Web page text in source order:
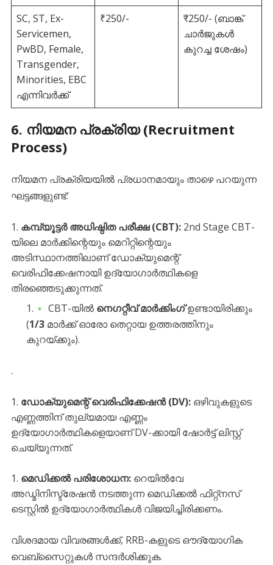
SC, ST, Ex-
Servicemen,
PwBD, Female,
Transgender,
Minorities, EBC
എന്നിവർക്ക്
₹250/-
₹250/- (ബാങ്ക്
ചാർജുകൾ
കുറച്ച ശേഷം)
6. നിയമന പ്രക്രിയ (Recruitment
Process)
​നിയമന പ്രക്രിയയിൽ പ്രധാനമായും താഴെ പറയുന്ന
ഘട്ടങ്ങളുണ്ട്:
കമ്പ്യൂട്ടർ അധിഷ്ഠിത പരീക്ഷ (CBT):2nd Stage CBT-
യിലെ മാർക്കിന്റെയും മെറിറ്റിന്റെയും
അടിസ്ഥാനത്തിലാണ് ഡോക്യുമെന്റ്
വെരിഫിക്കേഷനായി ഉദ്യോഗാർത്ഥികളെ
തിരഞ്ഞെടുക്കുന്നത്.
​CBT-യിൽ നെഗറ്റീവ് മാർക്കിംഗ്ഉണ്ടായിരിക്കും
(1/3മാർക്ക് ഓരോ തെറ്റായ ഉത്തരത്തിനും
കുറയ്ക്കും).
.
ഡോക്യുമെന്റ് വെരിഫിക്കേഷൻ (DV):ഒഴിവുകളുടെ
എണ്ണത്തിന് തുല്യമായ എണ്ണം
ഉദ്യോഗാർത്ഥികളെയാണ് DV-ക്കായി ഷോർട്ട് ലിസ്റ്റ്
ചെയ്യുന്നത്.
മെഡിക്കൽ പരിശോധന:റെയിൽവേ
അഡ്മിനിസ്ട്രേഷൻ നടത്തുന്ന മെഡിക്കൽ ഫിറ്റ്നസ്
ടെസ്റ്റിൽ ഉദ്യോഗാർത്ഥികൾ വിജയിച്ചിരിക്കണം.
​വിശദമായ വിവരങ്ങൾക്ക്, RRB-കളുടെ ഔദ്യോഗിക
വെബ്സൈറ്റുകൾ സന്ദർശിക്കുക.